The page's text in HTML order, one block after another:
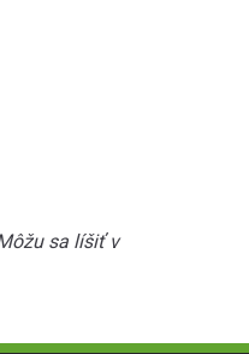
sa líšiť v